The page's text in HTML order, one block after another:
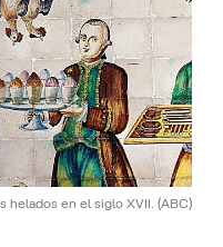
helados en el siglo XVII. (ABC)